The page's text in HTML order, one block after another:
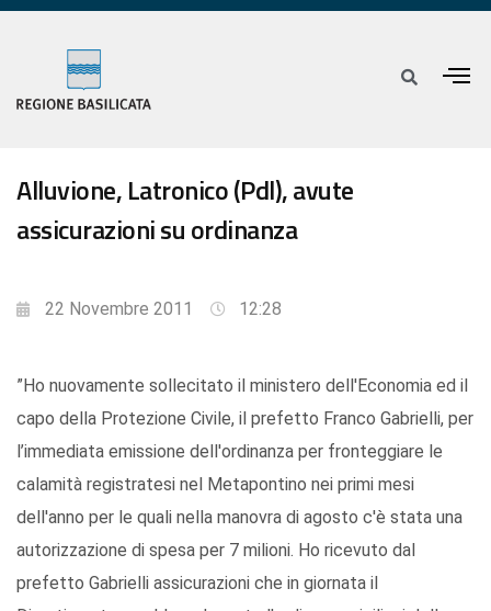
Alluvione, Latronico (Pdl), avute
assicurazioni su ordinanza
22 Novembre 2011 12:28
”Ho nuovamente sollecitato il ministero dell'Economia ed il
capo della Protezione Civile, il prefetto Franco Gabrielli, per
l’immediata emissione dell'ordinanza per fronteggiare le
calamità registratesi nel Metapontino nei primi mesi
dell'anno per le quali nella manovra di agosto c'è stata una
autorizzazione di spesa per 7 milioni. Ho ricevuto dal
prefetto Gabrielli assicurazioni che in giornata il